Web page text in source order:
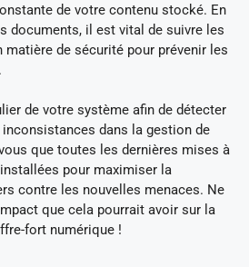
de votre contenu stocké. En
documents, il est vital de suivre les
de sécurité pour prévenir les
de votre système afin de détecter
dans la gestion de
que toutes les dernières mises à
pour maximiser la
contre les nouvelles menaces. Ne
que cela pourrait avoir sur la
fort numérique !